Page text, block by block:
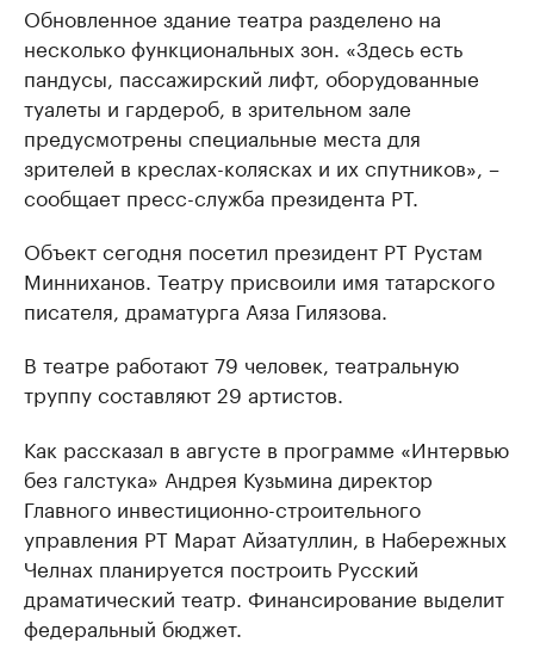
Обновленное здание театра разделено на
несколько функциональных зон. «Здесь есть
пандусы, пассажирский лифт, оборудованные
туалеты и гардероб, в зрительном зале
предусмотрены специальные места для
зрителей в креслах-колясках и их спутников», –
сообщает пресс-служба президента РТ.
Объект сегодня посетил президент РТ Рустам
Минниханов. Театру присвоили имя татарского
писателя, драматурга Аяза Гилязова.
В театре работают 79 человек, театральную
труппу составляют 29 артистов.
Как рассказал в августе в программе «Интервью
без галстука» Андрея Кузьмина директор
Главного инвестиционно-строительного
управления РТ Марат Айзатуллин, в Набережных
Челнах планируется построить Русский
драматический театр. Финансирование выделит
федеральный бюджет.